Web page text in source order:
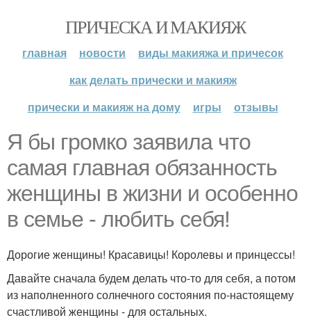
ПРИЧЕСКА И МАКИЯЖ
главная новости
виды макияжа и причесок
как делать прически и макияж
прически и макияж на дому
игры отзывы
Я бы громко заявила что
самая главная обязанность
женщины в жизни и особенно
в семье - любить себя!
Дорогие женщины! Красавицы! Королевы и принцессы!
Давайте сначала будем делать что-то для себя, а потом
из наполненного солнечного состояния по-настоящему
счастливой женщины - для остальных.